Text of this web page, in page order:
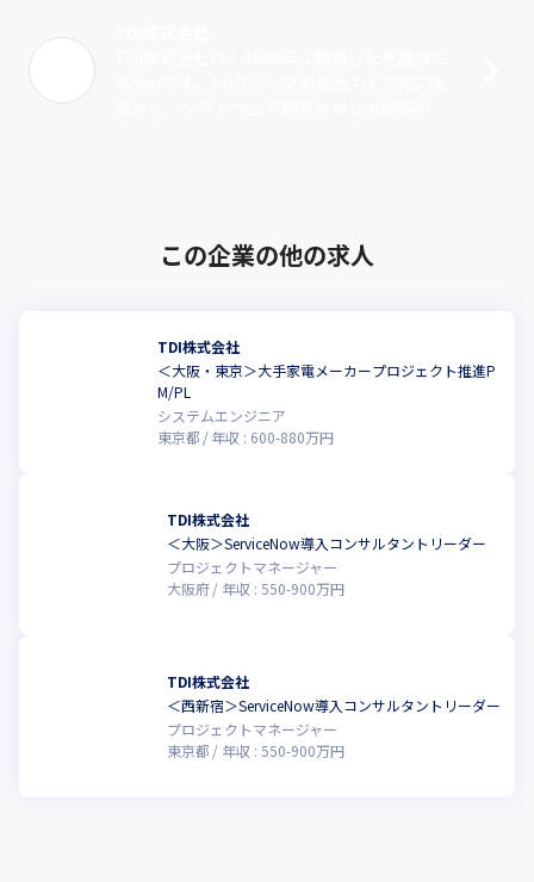
この企業の他の求人
TDI株式会社
＜大阪・東京＞大手家電メーカープロジェクト推進P
M/PL
システムエンジニア
東京都
年収 : 600-880万円
TDI株式会社
＜大阪＞ServiceNow導入コンサルタントリーダー
プロジェクトマネージャー
大阪府
年収 : 550-900万円
TDI株式会社
＜西新宿＞ServiceNow導入コンサルタントリーダー
プロジェクトマネージャー
東京都
年収 : 550-900万円